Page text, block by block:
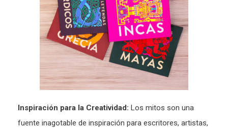
Inspiración para la Creatividad: Los mitos son una
fuente inagotable de inspiración para escritores, artistas,